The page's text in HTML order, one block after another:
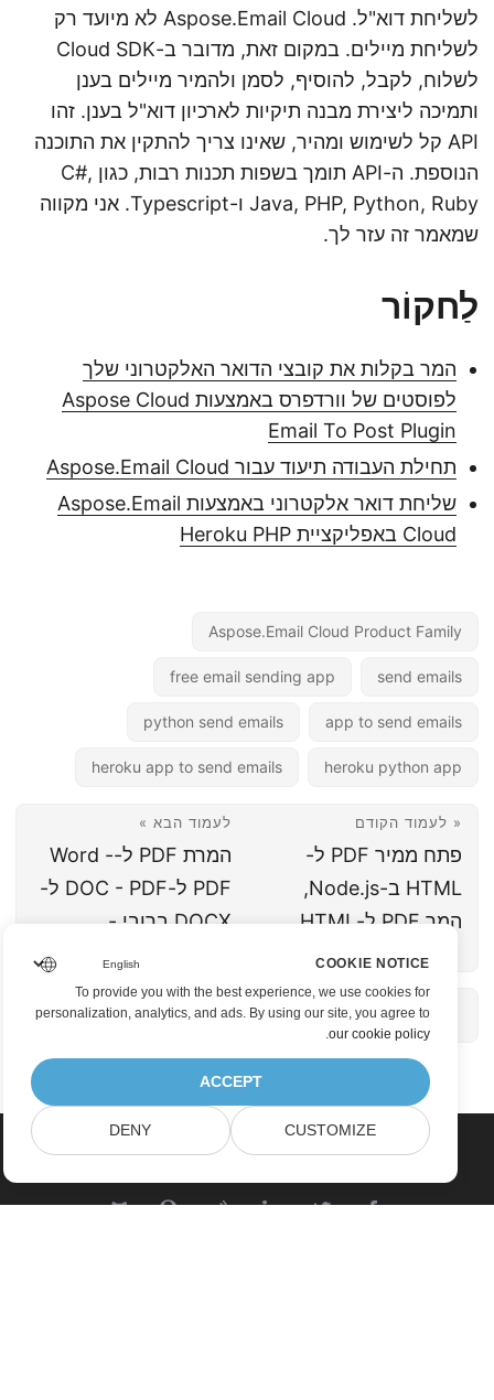
לשליחת דוא"ל. Aspose.Email Cloud לא מיועד רק
לשליחת מיילים. במקום זאת, מדובר ב-Cloud SDK
לשלוח, לקבל, להוסיף, לסמן ולהמיר מיילים בענן
ותמיכה ליצירת מבנה תיקיות לארכיון דוא"ל בענן. זהו
API קל לשימוש ומהיר, שאינו צריך להתקין את התוכנה
הנוספת. ה-API תומך בשפות תכנות רבות, כגון C#,
Java, PHP, Python, Ruby ו-Typescript. אני מקווה
שמאמר זה עזר לך.
לַחקוֹר
המר בקלות את קובצי הדואר האלקטרוני שלך
לפוסטים של וורדפרס באמצעות Aspose Cloud
Email To Post Plugin
תחילת העבודה תיעוד עבור Aspose.Email Cloud
שליחת דואר אלקטרוני באמצעות Aspose.Email
Cloud באפליקציית Heroku PHP
Aspose.Email Cloud Product Family
send emails
free email sending app
app to send emails
python send emails
heroku python app
heroku app to send emails
« לעמוד הקודם
פתח ממיר PDF ל-
HTML ב-Node.js,
המר PDF ל-HTML
לעמוד הבא »
המרת PDF ל-Word -
PDF ל-DOC - PDF ל-
DOCX ברובי -
COOKIE NOTICE
To provide you with the best experience, we use cookies for
personalization, analytics, and ads. By using our site, you agree to
our cookie policy
.
ACCEPT
CUSTOMIZE
DENY